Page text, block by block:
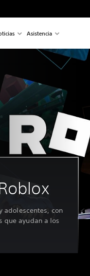
Asistencia
adolescentes, con
que ayudan a los